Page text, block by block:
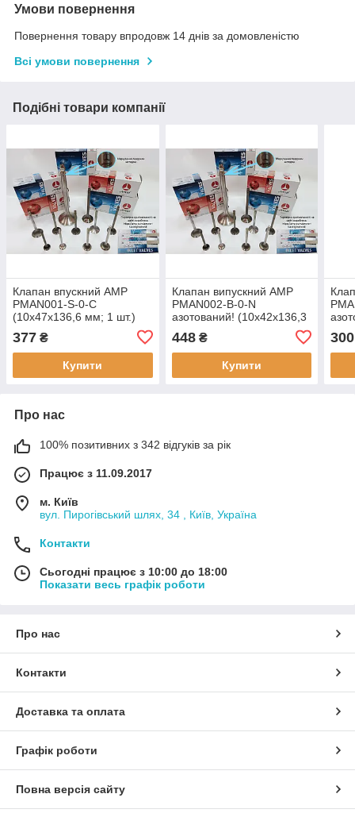
Умови повернення
Повернення товару впродовж 14 днів за домовленістю
Всі умови повернення
Подібні товари компанії
Клапан впускний AMP
PMAN001-S-0-C
(10х47х136,6 мм; 1 шт.)
оригінальні номери:
51.04101.0417, V91373,
377 ₴
Купити
Клапан випускний AMP
PMAN002-B-0-N
азотований! (10х42х136,3
3.8/4.6/5.7/6.6/6.9 TD/D
оригінальні номери:
448₴
Купити
4.6/
300
Про нас
100% позитивних з 342 відгуків за рік
Працює з 11.09.2017
м. Київ
вул. Пирогівський шлях, 34 , Київ, Україна
Контакти
Сьогодні працює з 10:00 до 18:00
Показати весь графік роботи
Про нас
Контакти
Доставка та оплата
Графік роботи
Повна версія сайту